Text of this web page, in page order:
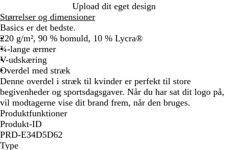
Upload dit eget design
Størrelser og dimensioner
Basics er det bedste.
220 g/m², 90 % bomuld, 10 % Lycra®
¾-lange ærmer
V-udskæring
Overdel med stræk
Denne overdel i stræk til kvinder er perfekt til store
begivenheder og sportsdagsgaver. Når du har sat dit logo på,
vil modtagerne vise dit brand frem, når den bruges.
Produktfunktioner
Produkt-ID
PRD-E34D5D62
Type